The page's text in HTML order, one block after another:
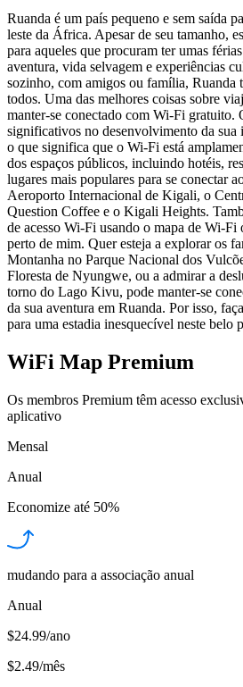
Ruanda é um país pequeno e sem saída
leste da África. Apesar de seu tamanho,
para aqueles que procuram ter umas
aventura, vida selvagem e experiências
sozinho, com amigos ou família, Ruanda
todos. Uma das melhores coisas sobre
manter-se conectado com Wi-Fi gratuito.
significativos no desenvolvimento da sua
o que significa que o Wi-Fi está
dos espaços públicos, incluindo hotéis,
lugares mais populares para se conectar
Aeroporto Internacional de Kigali, o
Question Coffee e o Kigali Heights.
de acesso Wi-Fi usando o mapa de Wi-
perto de mim. Quer esteja a explorar os
Montanha no Parque Nacional dos
Floresta de Nyungwe, ou a admirar a
torno do Lago Kivu, pode manter-se
da sua aventura em Ruanda. Por isso,
para uma estadia inesquecível neste belo
WiFi Map Premium
Os membros Premium têm acesso
aplicativo
Mensal
Anual
Economize até 50%
mudando para a associação anual
Anual
$24.99/ano
$2.49/mês